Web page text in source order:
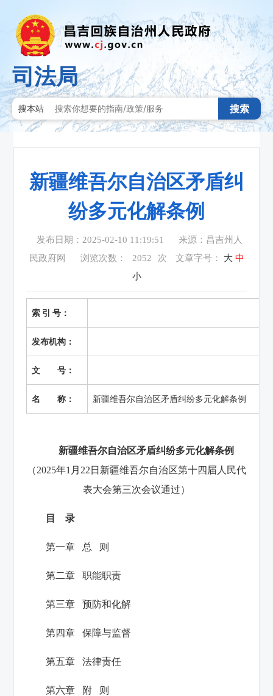
司法局
搜本站 搜索
新疆维吾尔自治区矛盾纠
纷多元化解条例
发布日期：2025-02-10 11:19:51
来源：昌吉州人
民政府网
浏览次数： 2052 次 文章字号： 大 中
小
索 引 号：
发布机构：
文 号：
名 称： 新疆维吾尔自治区矛盾纠纷多元化解条例
新疆维吾尔自治区矛盾纠纷多元化解条例
（2025年1月22日新疆维吾尔自治区第十四届人民代
表大会第三次会议通过）
目 录
第一章 总 则
第二章 职能职责
第三章 预防和化解
第四章 保障与监督
第五章 法律责任
第六章 附 则